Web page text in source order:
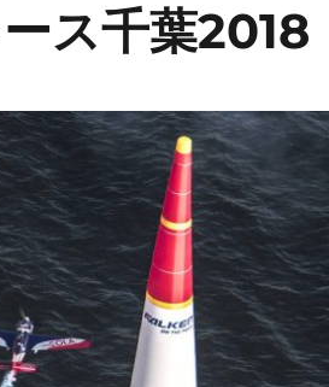
ス千葉2018